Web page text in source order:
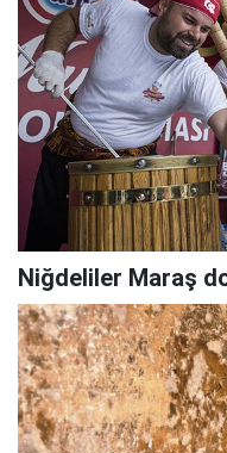
Niğdeliler Maraş